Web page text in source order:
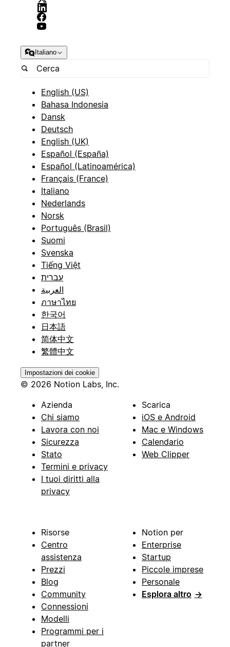
Italiano
English (US)
Bahasa Indonesia
Dansk
Deutsch
English (UK)
Español (España)
Español (Latinoamérica)
Français (France)
Italiano
Nederlands
Norsk
Português (Brasil)
Suomi
Svenska
Tiếng Việt
עברית
العربية
ภาษาไทย
한국어
日本語
简体中文
繁體中文
Impostazioni dei cookie
© 2026 Notion Labs, Inc.
Azienda
Chi siamo
Lavora con noi
Sicurezza
Stato
Termini e privacy
I tuoi diritti alla
privacy
Scarica
iOS e Android
Mac e Windows
Calendario
Web Clipper
Risorse
Centro
assistenza
Prezzi
Blog
Community
Connessioni
Modelli
Programmi per i
partner
Notion per
Enterprise
Startup
Piccole imprese
Personale
Esplora altro →